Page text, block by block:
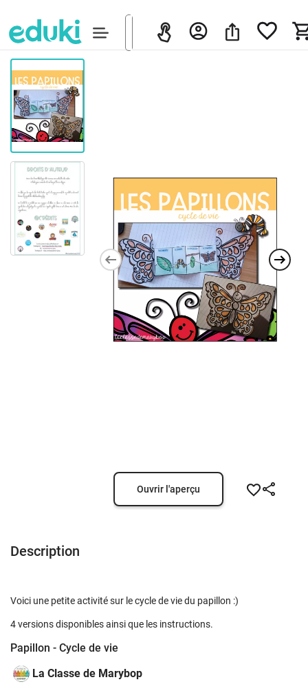
Ouvrir l'aperçu
Description
Voici une petite activité sur le cycle de vie du papillon :)
4 versions disponibles ainsi que les instructions.
Papillon - Cycle de vie
La Classe de Marybop